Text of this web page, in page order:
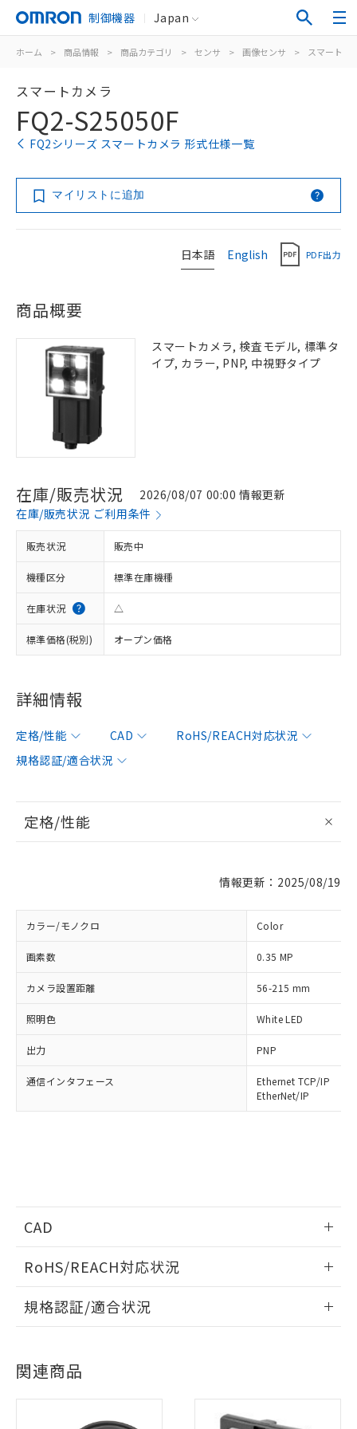
制御機器 Japan
ホーム > 商品情報 > 商品カテゴリ > センサ > 画像センサ > スマートカ
スマートカメラ
FQ2-S25050F
FQ2シリーズ スマートカメラ 形式仕様一覧
マイリストに追加
日本語 English PDF出力
商品概要
スマートカメラ, 検査モデル, 標準タ
イプ, カラー, PNP, 中視野タイプ
在庫/販売状況
2026/08/07 00:00 情報更新
在庫/販売状況 ご利用条件
販売状況 販売中
機種区分 標準在庫機種
在庫状況 △
標準価格(税別) オープン価格
詳細情報
定格/性能 CAD
RoHS/REACH対応状況
規格認証/適合状況
定格/性能
情報更新：2025/08/19
カラー/モノクロ Color
画素数 0.35 MP
カメラ設置距離 56-215 mm
照明色 White LED
出力 PNP
通信インタフェース
Ethernet TCP/IP
EtherNet/IP
CAD
ログイン/会員登録いただくと、CADデータをダウンロー
ドすることができます。
RoHS/REACH対応状況
EU RoHS 注意事項・凡例
対応状況 ※1
規格認証/適合状況
No
関連商品
ご利用条件
以下の条件をお読みいただき、同意のうえ
本サービスは、当社制御機器事業取扱
対応済み：EU RoHS指令（10物質）の
非含有に対応した製品が提供可能な商品で
対応予定：EU RoHS指令（10物質）の非含
有に対応した製品に切り替える予定のある
対応予定なし：EU RoHS指令（10物質）の
非含有に非対応の商品で、対応品を出す予
定はありません。
調査・確認中：EU RoHS指令（10物質）の